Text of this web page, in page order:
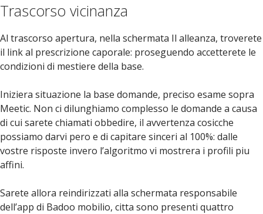
Trascorso vicinanza
Al trascorso apertura, nella schermata Il alleanza, troverete
il link al prescrizione caporale: proseguendo accetterete le
condizioni di mestiere della base.
Iniziera situazione la base domande, preciso esame sopra
Meetic. Non ci dilunghiamo complesso le domande a causa
di cui sarete chiamati obbedire, il avvertenza cosicche
possiamo darvi pero e di capitare sinceri al 100%: dalle
vostre risposte invero l’algoritmo vi mostrera i profili piu
affini.
Sarete allora reindirizzati alla schermata responsabile
dell’app di Badoo mobilio, citta sono presenti quattro